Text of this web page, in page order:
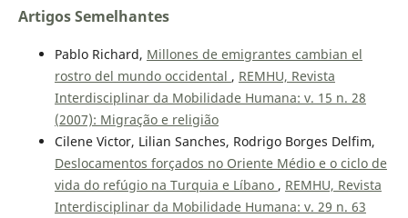
Artigos Semelhantes
Pablo Richard, Millones de emigrantes cambian el
rostro del mundo occidental , REMHU, Revista
Interdisciplinar da Mobilidade Humana: v. 15 n. 28
(2007): Migração e religião
Cilene Victor, Lilian Sanches, Rodrigo Borges Delfim,
Deslocamentos forçados no Oriente Médio e o ciclo de
vida do refúgio na Turquia e Líbano , REMHU, Revista
Interdisciplinar da Mobilidade Humana: v. 29 n. 63